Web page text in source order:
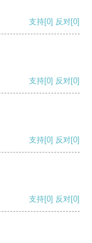
支持[0] 反对[0]
支持[0] 反对[0]
支持[0] 反对[0]
支持[0] 反对[0]